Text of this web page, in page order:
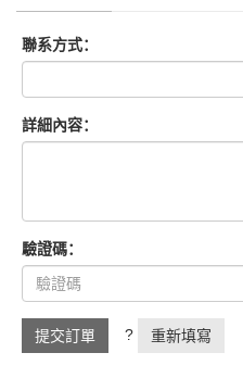
聯系方式：
詳細內容：
驗證碼：
提交訂單 ? 重新填寫